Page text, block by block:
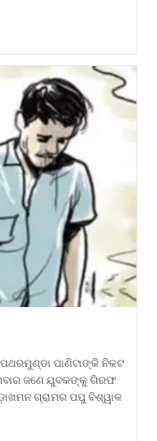
ପଥରମୁଣ୍ଡା ପାଣିଟାଙ୍କି ନିକଟ
ଜଣେ ଯୁବକଙ୍କୁ ଗିରଫ
ଗ୍ରାମର ପପୁ ବିଶ୍ୱାଳ